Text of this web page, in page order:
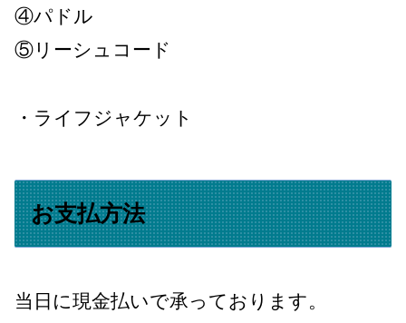
④パドル
⑤リーシュコード
・ライフジャケット
お支払方法
当日に現金払いで承っております。